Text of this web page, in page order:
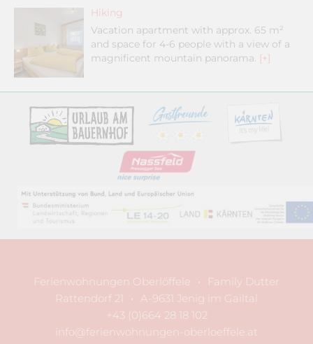
Hiking
Vacation apartment with approx. 65 m²
and space for 4-6 people with a view of a
magnificent mountain panorama. [+]
Ferienwohnungen Oberlöffele •
Family Dutter
Rattendorf 21
• A-9631 Jenig im Gailtal
+43 (0)664 28 18 102
info@ferienwohnungen-oberloeffele.at